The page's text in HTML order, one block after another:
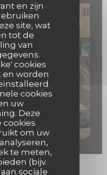
en zijn
site, wat
tot de
van
cookies
en worden
cookies
uw
Deze
cookies
om uw
te meten,
(bijv.
sociale